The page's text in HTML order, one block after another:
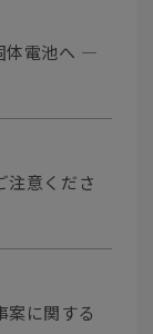
体電池へ ―
注意くださ
案に関する